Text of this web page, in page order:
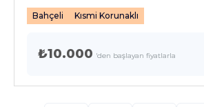
Bahçeli Kısmi Korunaklı
₺10.000 'den başlayan fiyatlarla